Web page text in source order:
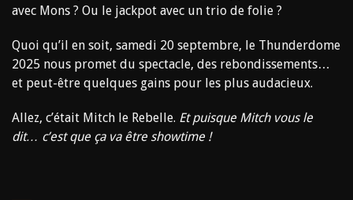
avec Mons ? Ou le jackpot avec un trio de folie ?
Quoi qu’il en soit, samedi 20 septembre, le Thunderdome
2025 nous promet du spectacle, des rebondissements…
et peut-être quelques gains pour les plus audacieux.
Allez, c’était Mitch le Rebelle. Et puisque Mitch vous le
dit… c’est que ça va être showtime !